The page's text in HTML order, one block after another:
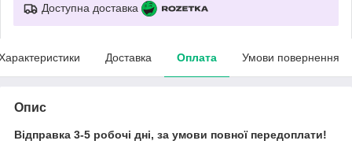
Доступна доставка
Доставка Оплата Умови повернення
Опис
Відправка 3-5 робочі дні, за умови повної передоплати!